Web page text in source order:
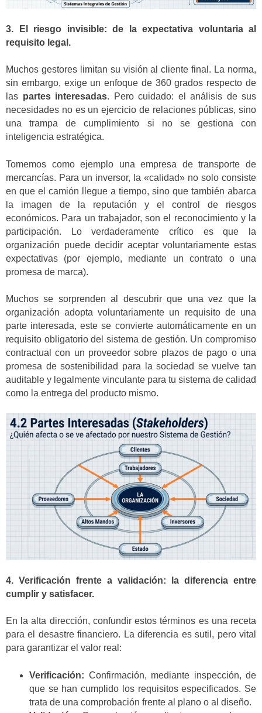
3. El riesgo invisible: de la expectativa voluntaria al
requisito legal.
Muchos gestores limitan su visión al cliente final. La norma,
sin embargo, exige un enfoque de 360 grados respecto de
las partes interesadas. Pero cuidado: el análisis de sus
necesidades no es un ejercicio de relaciones públicas, sino
una trampa de cumplimiento si no se gestiona con
inteligencia estratégica.
Tomemos como ejemplo una empresa de transporte de
mercancías. Para un inversor, la «calidad» no solo consiste
en que el camión llegue a tiempo, sino que también abarca
la imagen de la reputación y el control de riesgos
económicos. Para un trabajador, son el reconocimiento y la
participación. Lo verdaderamente crítico es que la
organización puede decidir aceptar voluntariamente estas
expectativas (por ejemplo, mediante un contrato o una
promesa de marca).
Muchos se sorprenden al descubrir que una vez que la
organización adopta voluntariamente un requisito de una
parte interesada, este se convierte automáticamente en un
requisito obligatorio del sistema de gestión. Un compromiso
contractual con un proveedor sobre plazos de pago o una
promesa de sostenibilidad para la sociedad se vuelve tan
auditable y legalmente vinculante para tu sistema de calidad
como la entrega del producto mismo.
4. Verificación frente a validación: la diferencia entre
cumplir y satisfacer.
En la alta dirección, confundir estos términos es una receta
para el desastre financiero. La diferencia es sutil, pero vital
para garantizar el valor real:
Verificación: Confirmación, mediante inspección, de
que se han cumplido los requisitos especificados. Se
trata de una comprobación frente al plano o al diseño.